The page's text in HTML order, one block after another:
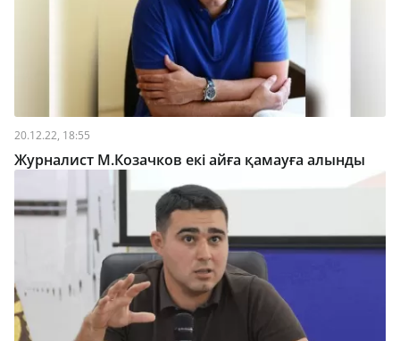
20.12.22, 18:55
Журналист М.Козачков екі айға қамауға алынды